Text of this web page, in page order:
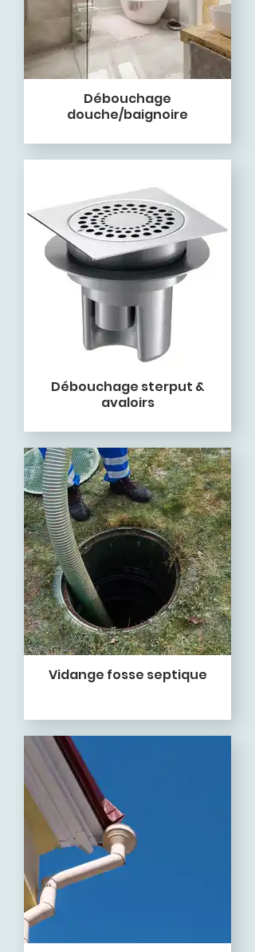
Débouchage
douche/baignoire
Débouchage sterput &
avaloirs
Vidange fosse septique